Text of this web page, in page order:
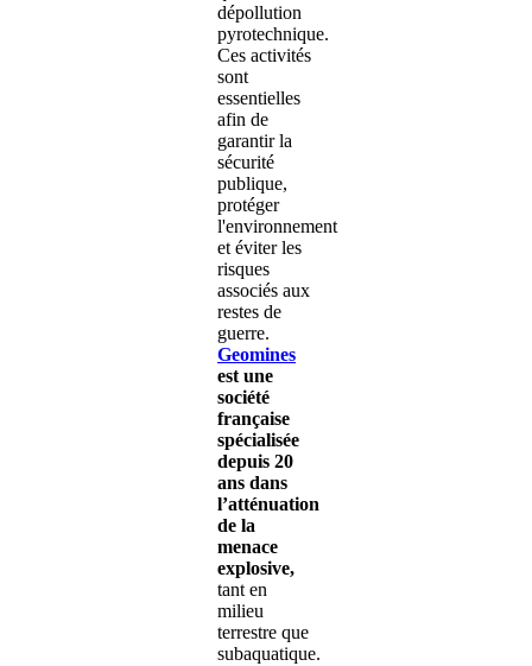
dépollution
pyrotechnique.
Ces activités
sont
essentielles
afin de
garantir la
sécurité
publique,
protéger
l'environnement
et éviter les
risques
associés aux
restes de
guerre.
Geomines
est une
société
française
spécialisée
depuis 20
ans dans
l’atténuation
de la
menace
explosive,
tant en
milieu
terrestre que
subaquatique.